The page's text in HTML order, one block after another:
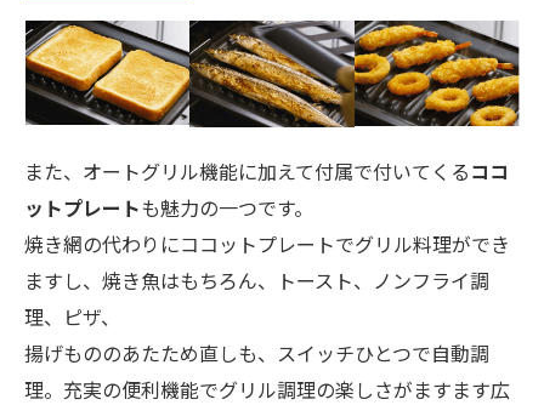
また、オートグリル機能に加えて付属で付いてくるココ
ットプレートも魅力の一つです。
焼き網の代わりにココットプレートでグリル料理ができ
ますし、焼き魚はもちろん、トースト、ノンフライ調
理、ピザ、
揚げもののあたため直しも、スイッチひとつで自動調
理。充実の便利機能でグリル調理の楽しさがますます広